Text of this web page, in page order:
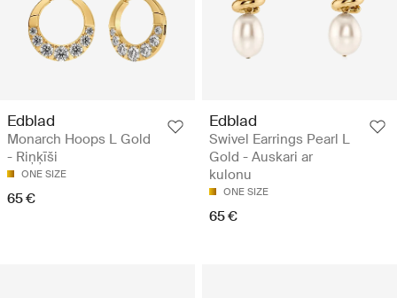
Edblad
Monarch Hoops L Gold
- Riņķīši
ONE SIZE
65 €
Edblad
Swivel Earrings Pearl L
Gold - Auskari ar
kulonu
ONE SIZE
65 €